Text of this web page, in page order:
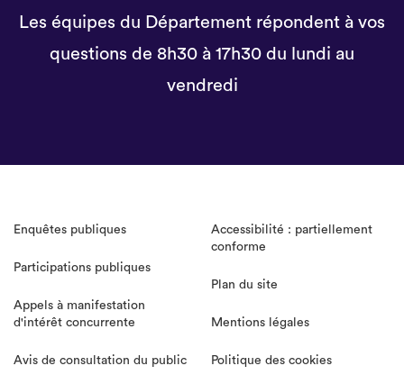
Les équipes du Département répondent à vos
questions de 8h30 à 17h30 du lundi au
vendredi
Enquêtes publiques
Participations publiques
Appels à manifestation
d'intérêt concurrente
Avis de consultation du public
Accessibilité : partiellement
conforme
Plan du site
Mentions légales
Politique des cookies